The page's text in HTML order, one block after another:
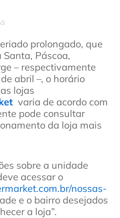
prolongado, que
Páscoa,
– respectivamente
abril –, o horário
lojas
varia de acordo com
pode consultar
da loja mais
sobre a unidade
acessar o
nossas-
e o bairro desejados
a loja”.